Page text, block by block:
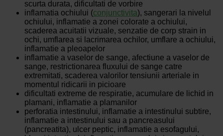
scurta durata, dificultati de vorbire
inflamatia ochiului (conjunctivita), sangerari la nivelul
ochiului, inflamatie a zonei colorate a ochiului,
scaderea acuitatii vizuale, senzatie de corp strain in
ochi, umflarea si lacrimarea ochilor, umflare a ochiului,
inflamatie a pleoapelor
inflamatie a vaselor de sange, afectiune a vaselor de
sange, restrictionarea fluxului de sange catre
extremitati, scaderea valorilor tensiunii arteriale in
momentul ridicarii in picioare
dificultati extreme de respiratie, acumulare de lichid in
plamani, inflamatie a plamanilor
perforatia intestinului, inflamatie a intestinului subtire,
inflamatie a intestinului sau a pancreasului
(pancreatita), ulcer peptic, inflamatie a esofagului,